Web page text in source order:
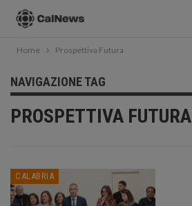
Home Prospettiva Futura
NAVIGAZIONE TAG
PROSPETTIVA FUTURA
CALABRIA